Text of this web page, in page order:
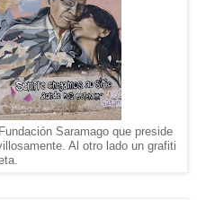
Saramago que preside
Al otro lado un grafiti